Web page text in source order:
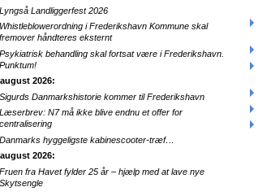
Lyngså Landliggerfest 2026
Whistleblowerordning i Frederikshavn Kommune skal
fremover håndteres eksternt
Psykiatrisk behandling skal fortsat være i Frederikshavn.
Punktum!
2026:
Sigurds Danmarkshistorie kommer til Frederikshavn
Læserbrev: N7 må ikke blive endnu et offer for
centralisering
Danmarks hyggeligste kabinescooter-træf…
2026:
Fruen fra Havet fylder 25 år – hjælp med at lave nye
Skytsengle